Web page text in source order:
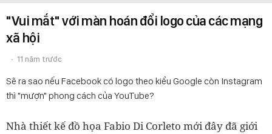
"Vui mắt" với màn hoán đổi logo của các mạng
xã hội
11 năm trước
Sẽ ra sao nếu Facebook có logo theo kiểu Google còn Instagram
thì "mượn" phong cách của YouTube?
Nhà thiết kế đồ họa Fabio Di Corleto mới đây đã giới